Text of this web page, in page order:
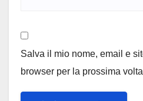
Salva il mio nome, email e
browser per la prossima